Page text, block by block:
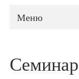
Меню
Новости